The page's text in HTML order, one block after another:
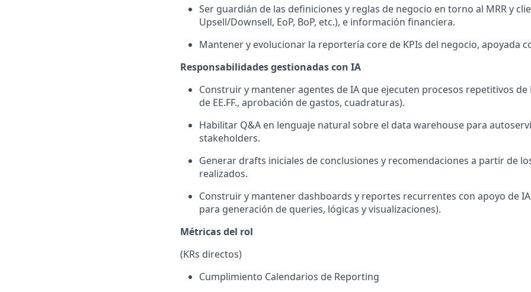
Ser guardián de las definiciones y reglas de negocio en torno al MRR y
Upsell/Downsell, EoP, BoP, etc.), e información financiera.
Mantener y evolucionar la reportería core de KPIs del negocio, apoyada
Responsabilidades gestionadas con IA
Construir y mantener agentes de IA que ejecuten procesos repetitivos de
de EE.FF., aprobación de gastos, cuadraturas).
Habilitar Q&A en lenguaje natural sobre el data warehouse para
stakeholders.
Generar drafts iniciales de conclusiones y recomendaciones a partir de
realizados.
Construir y mantener dashboards y reportes recurrentes con apoyo de IA
para generación de queries, lógicas y visualizaciones).
Métricas del rol
(KRs directos)
Cumplimiento Calendarios de Reporting